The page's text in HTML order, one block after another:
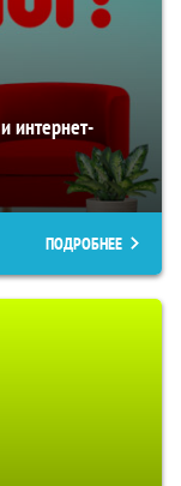
интернет-
ПОДРОБНЕЕ